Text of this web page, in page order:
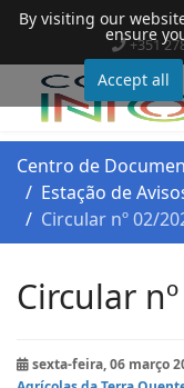
+351
Centro de
Estação de
Circular nº 02/
Circular
sexta-feira, 06 março
By visiting our
ensure
Accept all